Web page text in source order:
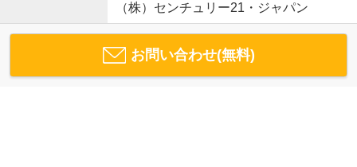
（株）センチュリー21・ジャパン
お問い合わせ(無料)